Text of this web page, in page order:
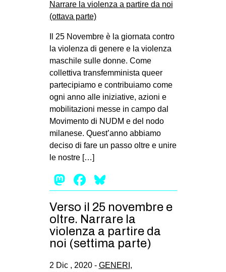
Il 25 Novembre è la giornata contro
la violenza di genere e la violenza
maschile sulle donne. Come
collettiva transfemminista queer
partecipiamo e contribuiamo come
ogni anno alle iniziative, azioni e
mobilitazioni messe in campo dal
Movimento di NUDM e del nodo
milanese. Quest’anno abbiamo
deciso di fare un passo oltre e unire
le nostre […]
Mastodon
Facebook
Verso il 25 novembre e
oltre. Narrare la
violenza a partire da
noi (settima parte)
2 Dic , 2020 - GENERI ,